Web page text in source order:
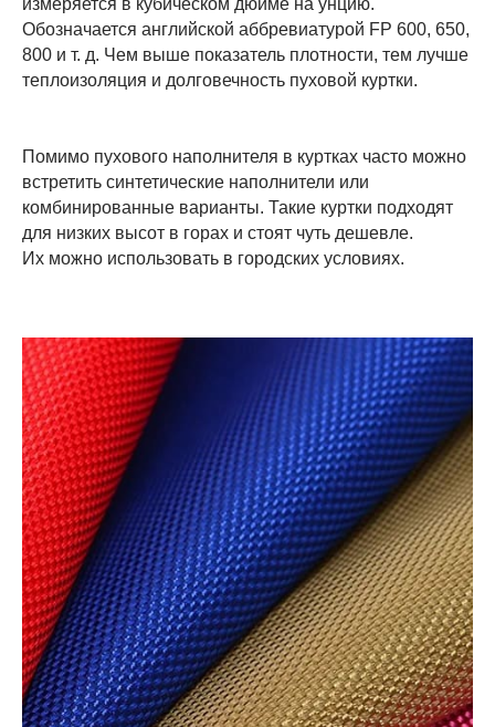
измеряется в кубическом дюйме на унцию.
Обозначается английской аббревиатурой FP 600, 650,
800 и т. д. Чем выше показатель плотности, тем лучше
теплоизоляция и долговечность пуховой куртки.
Помимо пухового наполнителя в куртках часто можно
встретить синтетические наполнители или
комбинированные варианты. Такие куртки подходят
для низких высот в горах и стоят чуть дешевле.
Их можно использовать в городских условиях.